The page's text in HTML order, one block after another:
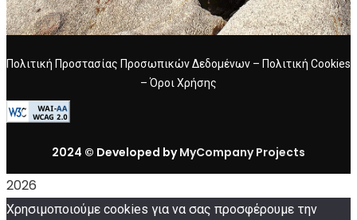
Πολιτική Προστασίας Προσωπικών Δεδομένων – Πολιτική Cookies
–Όροι Χρήσης
2024 © Developed byMyCompany Projects
2026
Χρησιμοποιούμε cookies για να σας προσφέρουμε την